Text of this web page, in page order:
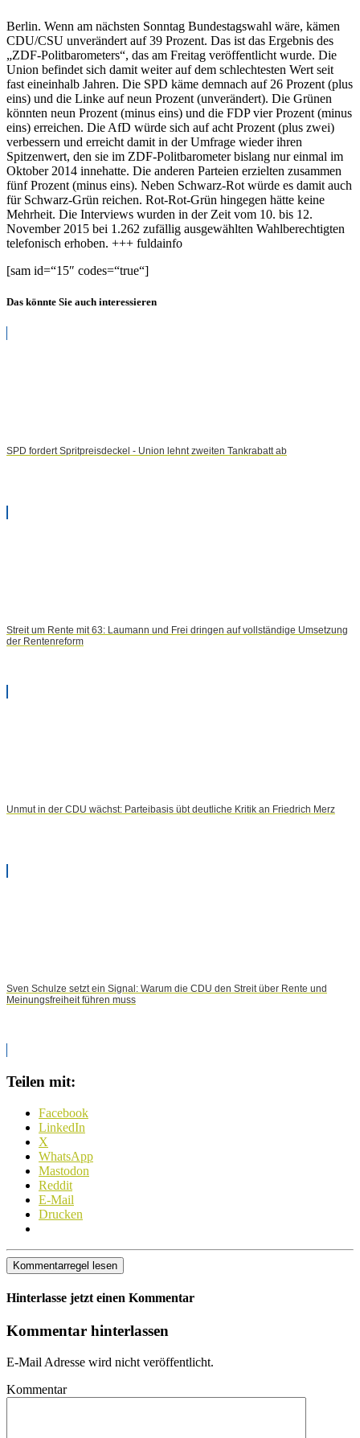
Berlin. Wenn am nächsten Sonntag Bundestagswahl wäre, kämen
CDU/CSU unverändert auf 39 Prozent. Das ist das Ergebnis des
„ZDF-Politbarometers“, das am Freitag veröffentlicht wurde. Die
Union befindet sich damit weiter auf dem schlechtesten Wert seit
fast eineinhalb Jahren. Die SPD käme demnach auf 26 Prozent (plus
eins) und die Linke auf neun Prozent (unverändert). Die Grünen
könnten neun Prozent (minus eins) und die FDP vier Prozent (minus
eins) erreichen. Die AfD würde sich auf acht Prozent (plus zwei)
verbessern und erreicht damit in der Umfrage wieder ihren
Spitzenwert, den sie im ZDF-Politbarometer bislang nur einmal im
Oktober 2014 innehatte. Die anderen Parteien erzielten zusammen
fünf Prozent (minus eins). Neben Schwarz-Rot würde es damit auch
für Schwarz-Grün reichen. Rot-Rot-Grün hingegen hätte keine
Mehrheit. Die Interviews wurden in der Zeit vom 10. bis 12.
November 2015 bei 1.262 zufällig ausgewählten Wahlberechtigten
telefonisch erhoben. +++ fuldainfo
[sam id=“15″ codes=“true“]
Das könnte Sie auch interessieren
SPD fordert Spritpreisdeckel - Union lehnt zweiten Tankrabatt ab
Streit um Rente mit 63: Laumann und Frei dringen auf vollständige Umsetzung
der Rentenreform
Unmut in der CDU wächst: Parteibasis übt deutliche Kritik an Friedrich Merz
Sven Schulze setzt ein Signal: Warum die CDU den Streit über Rente und
Meinungsfreiheit führen muss
Teilen mit:
Facebook
LinkedIn
X
WhatsApp
Mastodon
Reddit
E-Mail
Drucken
Kommentarregel lesen
Hinterlasse jetzt einen Kommentar
Kommentar hinterlassen
E-Mail Adresse wird nicht veröffentlicht.
Kommentar